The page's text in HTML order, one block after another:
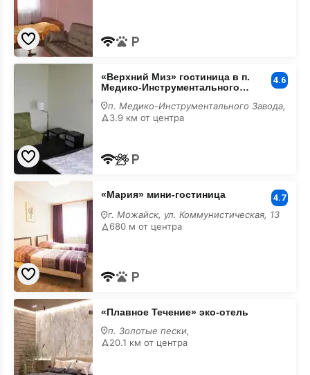
«Верхний
п.
Медико-
Инструментального
Завода
(Можайск)
«Верхний Миз» гостиница в п.
Медико-Инструментального
4.6
п. Медико-Инструментального Завода,
3.9 км от центра
«Мария»
гостиница
«Мария» мини-гостиница 4.7
г. Можайск, ул. Коммунистическая, 13
680 м от центра
«Плавное
Течение»
эко-
отель
«Плавное Течение» эко-отель
п. Золотые пески,
20.1 км от центра